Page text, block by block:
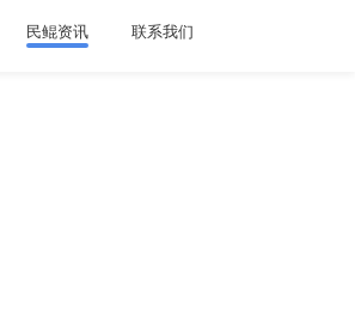
民鲲资讯 联系我们